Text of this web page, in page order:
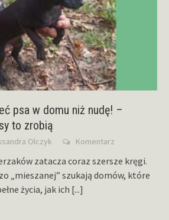
psa w domu niż nudę! –
to zrobią
Olczyk Komentarz
zatacza coraz szersze kręgi.
„mieszanej” szukają domów, które
życia, jak ich [...]